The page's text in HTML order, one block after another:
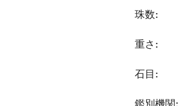
珠数:
重さ:
石目: